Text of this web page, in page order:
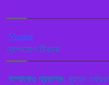
Visitor
যোগাযোগ ঠিকানা
সম্পাদকও প্রকাশক: মুহম্মদ